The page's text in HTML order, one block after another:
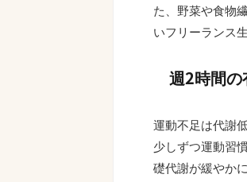
た、野菜や食物
いフリーランス
週2時間
運動不足は代謝
少しずつ運動習
礎代謝が緩やか